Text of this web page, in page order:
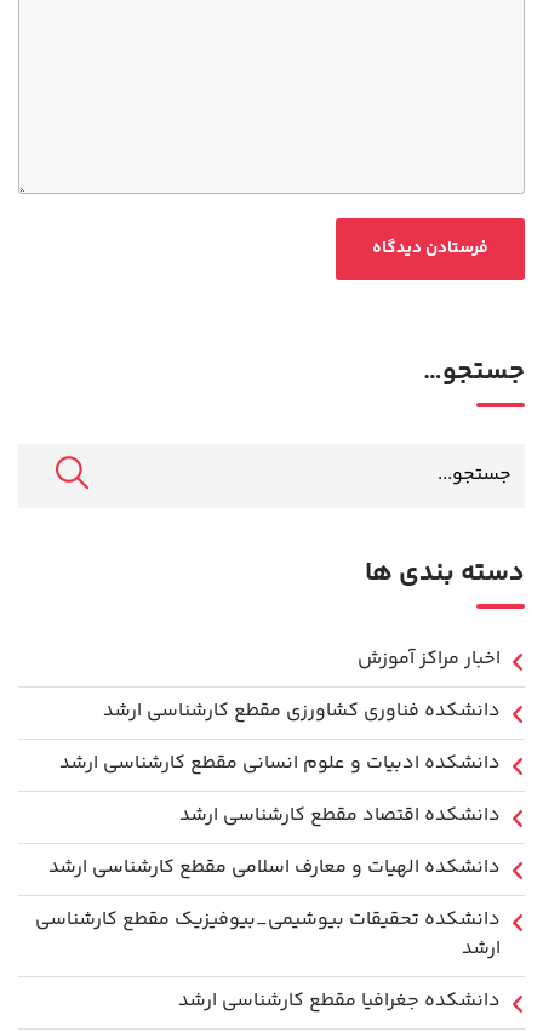
جستجو…
دسته بندی ها
اخبار مراکز آموزش
دانشكده فناوري كشاورزی مقطع کارشناسی ارشد
دانشکده ادبیات و علوم انسانی مقطع کارشناسی ارشد
دانشکده اقتصاد مقطع کارشناسی ارشد
دانشکده الهیات و معارف اسلامی مقطع کارشناسی ارشد
دانشکده تحقیقات بیوشیمی_بیوفیزیک مقطع کارشناسی
ارشد
دانشکده جغرافیا مقطع کارشناسی ارشد